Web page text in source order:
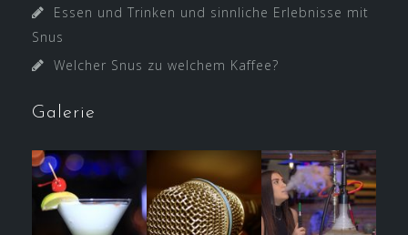
Essen und Trinken und sinnliche Erlebnisse mit
Snus
Welcher Snus zu welchem Kaffee?
Galerie